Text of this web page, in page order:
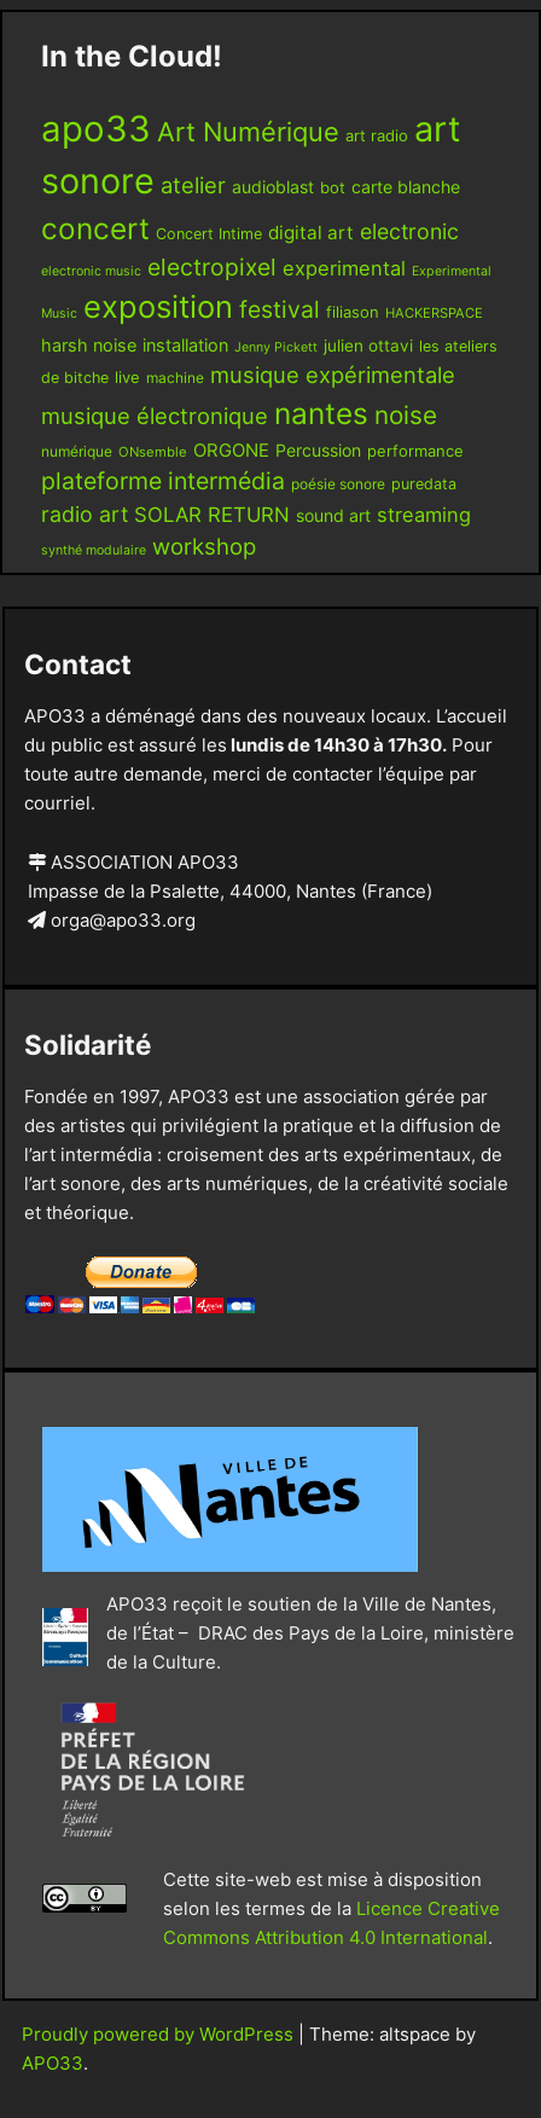
In the Cloud!
apo33 Art Numérique art radio art
sonore atelier audioblast bot carte blanche
concert Concert Intime digital art electronic
electronic music electropixel experimental Experimental
Music exposition festival filiason HACKERSPACE
harsh noise installation Jenny Pickett julien ottavi les ateliers
de bitche live machine musique expérimentale
musique électronique nantes noise
numérique ONsemble ORGONE Percussion performance
plateforme intermédia poésie sonore puredata
radio art SOLAR RETURN sound art streaming
synthé modulaire workshop
Contact
APO33 a déménagé dans des nouveaux locaux. L’accueil
du public est assuré les lundis de 14h30 à 17h30.Pour
toute autre demande, merci de contacter l’équipe par
courriel.
ASSOCIATION APO33
Impasse de la Psalette, 44000, Nantes (France)
orga@apo33.org
Solidarité
Fondée en 1997, APO33 est une association gérée par
des artistes qui privilégient la pratique et la diffusion de
l’art intermédia : croisement des arts expérimentaux, de
l’art sonore, des arts numériques, de la créativité sociale
et théorique.
APO33 reçoit le soutien de la Ville de Nantes,
de l’État – DRAC des Pays de la Loire, ministère
de la Culture.
Cette site-web est mise à disposition
selon les termes de la Licence Creative
Commons Attribution 4.0 International.
Proudly powered by WordPress
Theme: altspace by
APO33.